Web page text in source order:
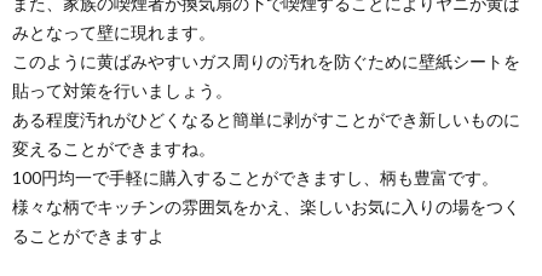
みとなって壁に現れます。
このように黄ばみやすいガス周りの汚れを防ぐために壁紙シートを
貼って対策を行いましょう。
ある程度汚れがひどくなると簡単に剥がすことができ新しいものに
変えることができますね。
100円均一で手軽に購入することができますし、柄も豊富です。
様々な柄でキッチンの雰囲気をかえ、楽しいお気に入りの場をつく
ることができますよ